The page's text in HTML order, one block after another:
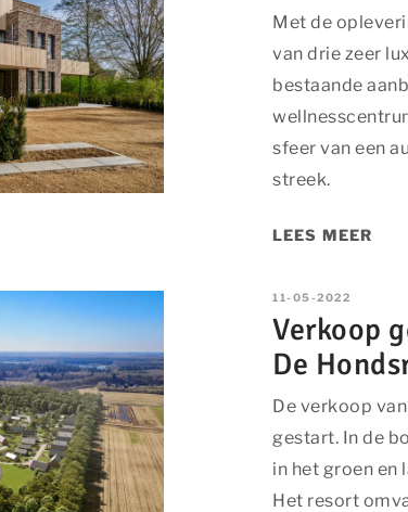
Met de
van drie zeer
bestaande
sfeer van een
streek.
LEES MEER
11-05-2022
Verkoop
De
De verkoop
gestart. In de
in het groen en
Het resort
Essentiële cookies
Essentiële cookies worden gebruikt om algemene
geval herleidbaar zijn naar een persoon.
Essentiële cookies
Marketing
bezoeken. Hun doel is advertenties weergeven die
Marketing
Functionele en analytische cookies
Functionele cookies zijn nodig om een boeking te
analytische cookies doen we kennis op. Deze
een beetje beter te maken. Het bezoekgedrag wordt
Functionele en analytische cookies